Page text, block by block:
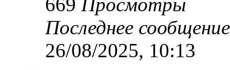
669 Просмотры
Последнее
26/08/2025, 10:13